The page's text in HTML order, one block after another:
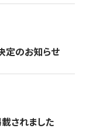
定のお知らせ
されました